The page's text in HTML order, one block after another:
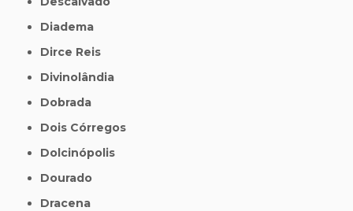
Diadema
Dirce Reis
Divinolândia
Dobrada
Dois Córregos
Dolcinópolis
Dourado
Dracena